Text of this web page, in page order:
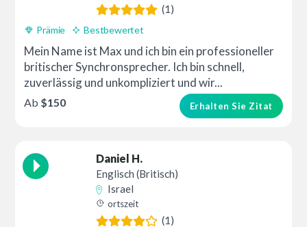
(1)
Prämie Bestbewertet
Mein Name ist Max und ich bin ein professioneller
britischer Synchronsprecher. Ich bin schnell,
zuverlässig und unkompliziert und wir...
Erhalten Sie Zitat
Ab $150
Daniel H.
Englisch (Britisch)
Israel
ortszeit
(1)